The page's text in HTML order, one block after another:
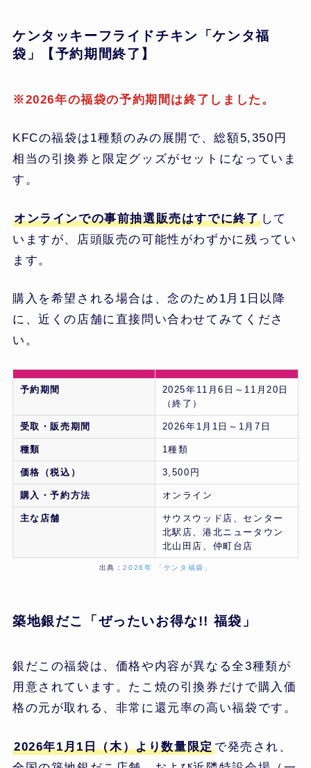
ケンタッキーフライドチキン「ケンタ福
袋」【予約期間終了】
※2026年の福袋の予約期間は終了しました。
KFCの福袋は1種類のみの展開で、総額5,350円
相当の引換券と限定グッズがセットになっていま
す。
オンラインでの事前抽選販売はすでに終了して
いますが、店頭販売の可能性がわずかに残ってい
ます。
購入を希望される場合は、念のため1月1日以降
に、近くの店舗に直接問い合わせてみてくださ
い。
予約期間
2025年11月6日～11月20日
（終了）
受取・販売期間 2026年1月1日～1月7日
種類 1種類
価格（税込） 3,500円
購入・予約方法 オンライン
主な店舗
サウスウッド店、センター
北駅店、港北ニュータウン
北山田店、仲町台店
出典：2026年 「ケンタ福袋」
築地銀だこ「ぜったいお得な!! 福袋」
銀だこの福袋は、価格や内容が異なる全3種類が
用意されています。たこ焼の引換券だけで購入価
格の元が取れる、非常に還元率の高い福袋です。
2026年1月1日（木）より数量限定で発売され、